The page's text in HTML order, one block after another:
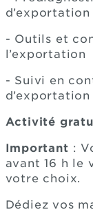
d’exportation
- Outils et
l’exportation
- Suivi en
Activité
Important :
avant 16 h le
votre choix.
Dédiez vos